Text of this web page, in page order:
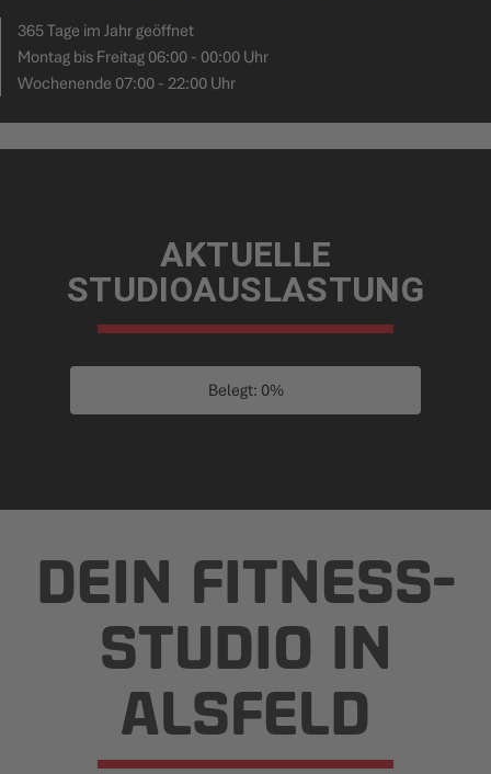
365 Tage im Jahr geöffnet
Montag bis Freitag 06:00 - 00:00 Uhr
Wochenende 07:00 - 22:00 Uhr
AKTUELLE
STUDIOAUSLASTUNG
Belegt: 0%
DEIN FITNESS­
STUDIO IN
ALSFELD